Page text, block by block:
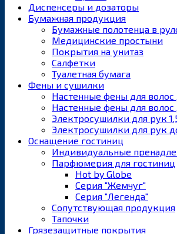
Диспенсеры и дозаторы
Бумажная продукция
Бумажные полотенца в
Медицинские простыни
Покрытия на унитаз
Салфетки
Туалетная бумага
Фены и сушилки
Настенные фены для волос
Настенные фены для волос
Электросушилки для рук
Электросушилки для рук
Оснащение гостиниц
Индивидуальные
Парфюмерия для гостиниц
Hot by Globe
Серия "Жемчуг"
Серия "Легенда"
Сопутствующая продукция
Тапочки
Грязезащитные покрытия